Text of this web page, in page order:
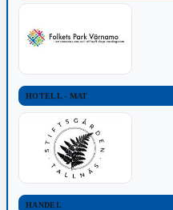
HOTELL - MAT
HANDEL